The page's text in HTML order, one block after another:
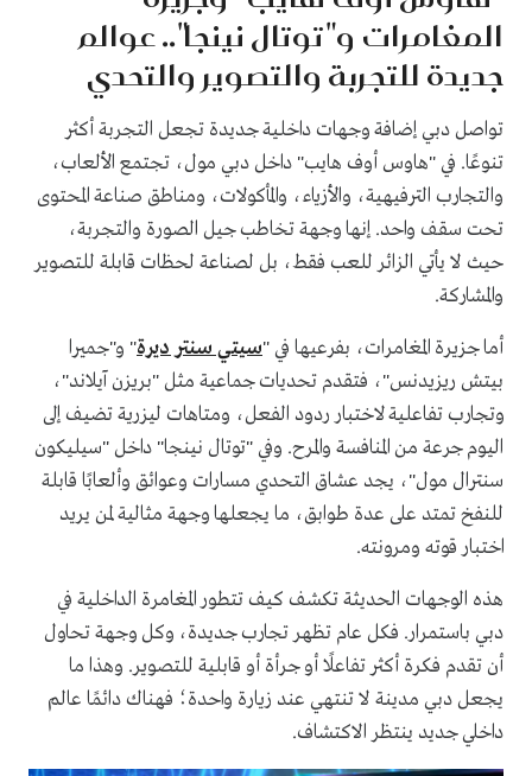
المغامرات و"توتال نينجا".. عوالم
جديدة للتجربة والتصوير والتحدي
تواصل دبي إضافة وجهات داخلية جديدة تجعل التجربة أكثر
تنوعًا. في "هاوس أوف هايب" داخل دبي مول، تجتمع الألعاب،
والتجارب الترفيهية، والأزياء، والمأكولات، ومناطق صناعة المحتوى
تحت سقف واحد. إنها وجهة تخاطب جيل الصورة والتجربة،
حيث لا يأتي الزائر للعب فقط، بل لصناعة لحظات قابلة للتصوير
والمشاركة.
أما جزيرة المغامرات، بفرعيها في "سيتي سنتر ديرة" و"جميرا
بيتش ريزيدنس"، فتقدم تحديات جماعية مثل "بريزن آيلاند"،
وتجارب تفاعلية لاختبار ردود الفعل، ومتاهات ليزرية تضيف إلى
اليوم جرعة من المنافسة والمرح. وفي "توتال نينجا" داخل "سيليكون
سنترال مول"، يجد عشاق التحدي مسارات وعوائق وألعابًا قابلة
للنفخ تمتد على عدة طوابق، ما يجعلها وجهة مثالية لمن يريد
اختبار قوته ومرونته.
هذه الوجهات الحديثة تكشف كيف تتطور المغامرة الداخلية في
دبي باستمرار. فكل عام تظهر تجارب جديدة، وكل وجهة تحاول
أن تقدم فكرة أكثر تفاعلًا أو جرأة أو قابلية للتصوير. وهذا ما
يجعل دبي مدينة لا تنتهي عند زيارة واحدة؛ فهناك دائمًا عالم
داخلي جديد ينتظر الاكتشاف.